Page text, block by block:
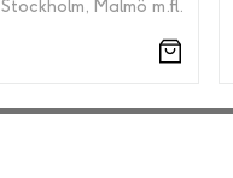
Stockholm, Malmö m.fl.